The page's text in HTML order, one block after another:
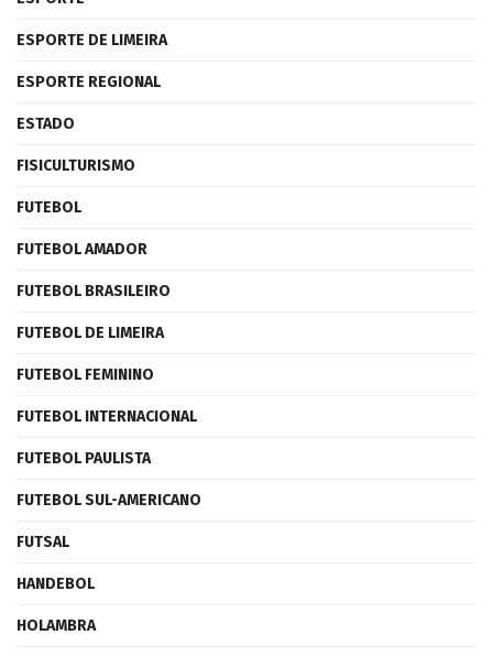
ESPORTE DE LIMEIRA
ESPORTE REGIONAL
ESTADO
FISICULTURISMO
FUTEBOL
FUTEBOL AMADOR
FUTEBOL BRASILEIRO
FUTEBOL DE LIMEIRA
FUTEBOL FEMININO
FUTEBOL INTERNACIONAL
FUTEBOL PAULISTA
FUTEBOL SUL-AMERICANO
FUTSAL
HANDEBOL
HOLAMBRA